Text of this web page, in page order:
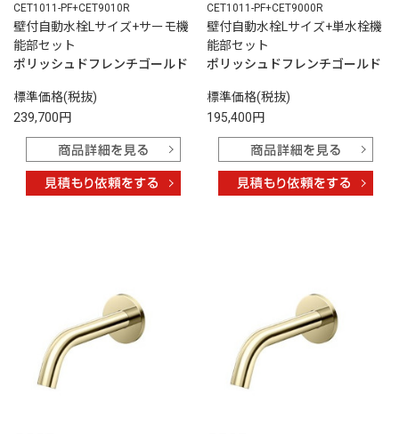
CET1011-PF+CET9010R
壁付自動水栓Lサイズ+サーモ機
能部セット
ポリッシュドフレンチゴールド
標準価格(税抜)
239,700円
CET1011-PF+CET9000R
壁付自動水栓Lサイズ+単水栓機
能部セット
ポリッシュドフレンチゴールド
標準価格(税抜)
195,400円